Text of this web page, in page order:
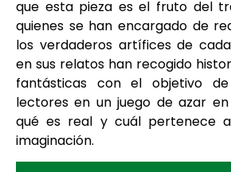
que esta pieza es el fruto del
quienes se han encargado de
los verdaderos artífices de
en sus relatos han recogido
fantásticas con el objetivo
lectores en un juego de azar
qué es real y cuál pertenece
imaginación.